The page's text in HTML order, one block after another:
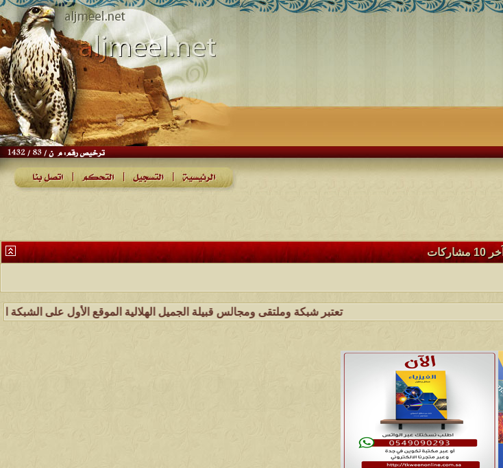
آخر 10 مشاركات
تعتبر شبكة وملتقى ومجالس قبيلة الجميل الهلالية الموقع الأول على الشبكة العنكبوتية